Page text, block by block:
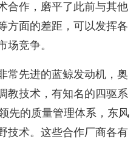
合作，磨平了此前与其他
方面的差距，可以发挥各
场竞争。
常先进的蓝鲸发动机，奥
教技术，有知名的四驱系
先的质量管理体系，东风
技术。这些合作厂商各有